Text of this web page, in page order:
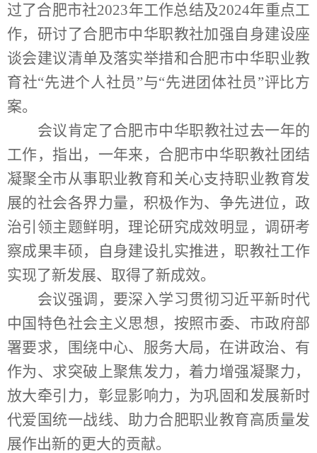
过了合肥市社2023年工作总结及2024年重点工
作，研讨了合肥市中华职教社加强自身建设座
谈会建议清单及落实举措和合肥市中华职业教
育社“先进个人社员”与“先进团体社员”评比方
案。
会议肯定了合肥市中华职教社过去一年的
工作，指出，一年来，合肥市中华职教社团结
凝聚全市从事职业教育和关心支持职业教育发
展的社会各界力量，积极作为、争先进位，政
治引领主题鲜明，理论研究成效明显，调研考
察成果丰硕，自身建设扎实推进，职教社工作
实现了新发展、取得了新成效。
会议强调，要深入学习贯彻习近平新时代
中国特色社会主义思想，按照市委、市政府部
署要求，围绕中心、服务大局，在讲政治、有
作为、求突破上聚焦发力，着力增强凝聚力，
放大牵引力，彰显影响力，为巩固和发展新时
代爱国统一战线、助力合肥职业教育高质量发
展作出新的更大的贡献。